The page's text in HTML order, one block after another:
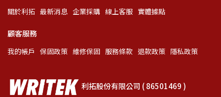
關於利拓 最新消息 企業採購 線上客服 實體據點
顧客服務
我的帳戶 保固政策 維修保固 服務條款 退款政策 隱私政策
利拓股份有限公司 ( 86501469 )